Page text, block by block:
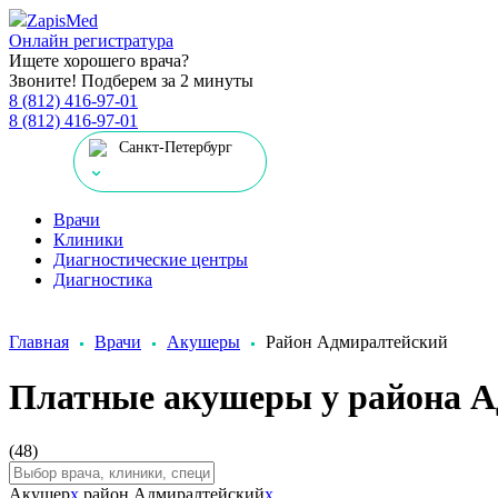
ZapisMed
Онлайн регистратура
Ищете хорошего врача?
Звоните! Подберем за 2 минуты
8 (812) 416-97-01
8 (812) 416-97-01
Санкт-Петербург
Врачи
Клиники
Диагностические центры
Диагностика
Главная Врачи Акушеры Район Адмиралтейский
Платные акушеры у района
(48)